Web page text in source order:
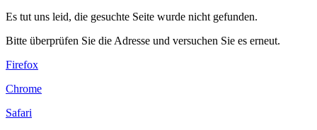
Es tut uns leid, die gesuchte Seite wurde nicht gefunden.
Bitte überprüfen Sie die Adresse und versuchen Sie es erneut.
Firefox
Chrome
Safari